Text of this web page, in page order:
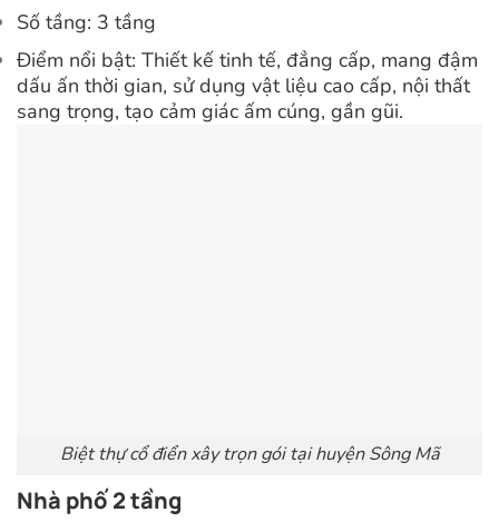
Số tầng: 3 tầng
Điểm nổi bật: Thiết kế tinh tế, đẳng cấp, mang đậm
dấu ấn thời gian, sử dụng vật liệu cao cấp, nội thất
sang trọng, tạo cảm giác ấm cúng, gần gũi.
Biệt thự cổ điển xây trọn gói tại huyện Sông Mã
Nhà phố 2 tầng